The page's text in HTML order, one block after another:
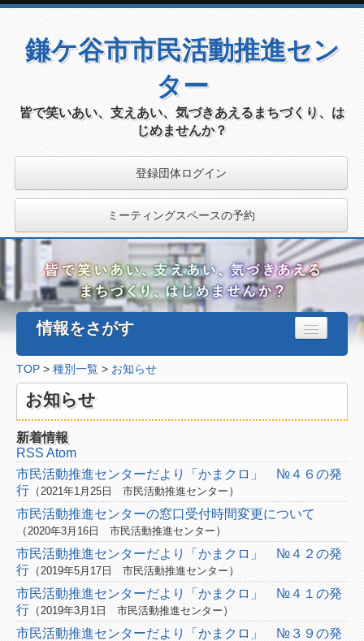
鎌ケ谷市市民活動推進セン
ター
皆で笑いあい、支えあい、気づきあえるまちづくり、は
じめませんか？
登録団体ログイン
ミーティングスペースの予約
情報をさがす
分野から
福祉
こども
環境
国際
社会
中間支援
分野一覧
地域から
TOP > 種別一覧 > お知らせ
お知らせ
新着情報
RSS Atom
市民活動推進センターだより「かまクロ」 №４６の発
行 （2021年1月25日 市民活動推進センター ）
市民活動推進センターの窓口受付時間変更について
（2020年3月16日 市民活動推進センター ）
市民活動推進センターだより「かまクロ」 №４２の発
行 （2019年5月17日 市民活動推進センター ）
市民活動推進センターだより「かまクロ」 №４１の発
行 （2019年3月1日 市民活動推進センター ）
市民活動推進センターだより「かまクロ」 №３９の発